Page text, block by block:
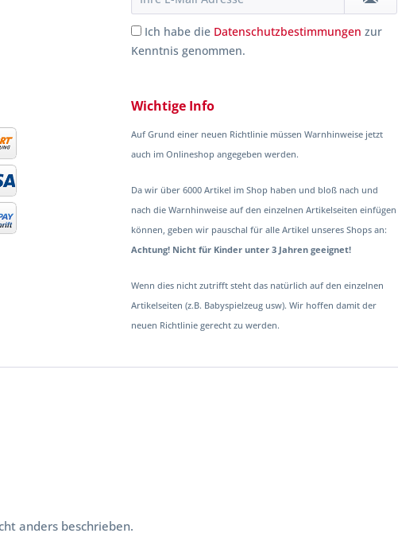
Ich habe die Datenschutzbestimmungen zur
Kenntnis genommen.
Wichtige Info
Auf Grund einer neuen Richtlinie müssen Warnhinweise jetzt
auch im Onlineshop angegeben werden.
Da wir über 6000 Artikel im Shop haben und bloß nach und
nach die Warnhinweise auf den einzelnen Artikelseiten einfügen
können, geben wir pauschal für alle Artikel unseres Shops an:
Achtung! Nicht für Kinder unter 3 Jahren geeignet!
Wenn dies nicht zutrifft steht das natürlich auf den einzelnen
Artikelseiten (z.B. Babyspielzeug usw). Wir hoffen damit der
neuen Richtlinie gerecht zu werden.
anders beschrieben.